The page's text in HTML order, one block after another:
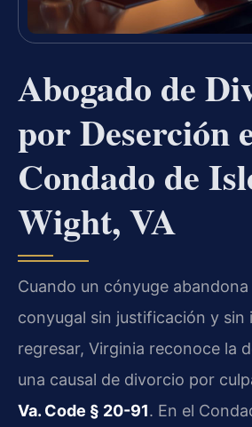
Abogado de
por Deserción
Condado de
Wight, VA
Cuando un cónyuge
conyugal sin justificación y sin
regresar, Virginia reconoce la
una causal de divorcio por
Va. Code § 20-91. En el